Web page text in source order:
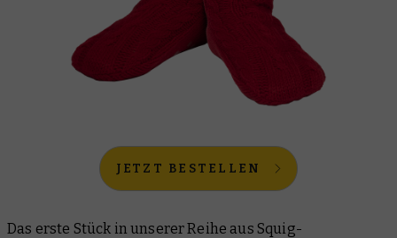
JETZT BESTELLEN
Das erste Stück in unserer Reihe aus Squig-